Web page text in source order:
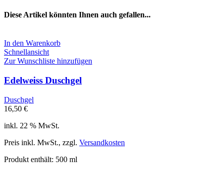
Diese Artikel könnten Ihnen auch gefallen...
In den Warenkorb
Schnellansicht
Zur Wunschliste hinzufügen
Edelweiss Duschgel
Duschgel
16,50 €
inkl. 22 % MwSt.
Preis inkl. MwSt., zzgl. Versandkosten
Produkt enthält: 500 ml